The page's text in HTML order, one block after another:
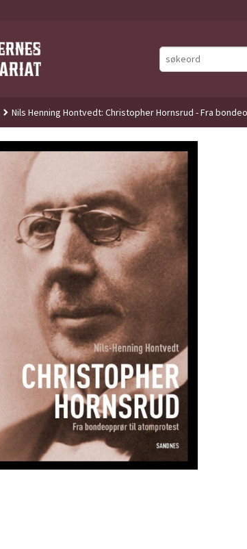
Nils Henning Hontvedt: Christopher Hornsrud - Fra